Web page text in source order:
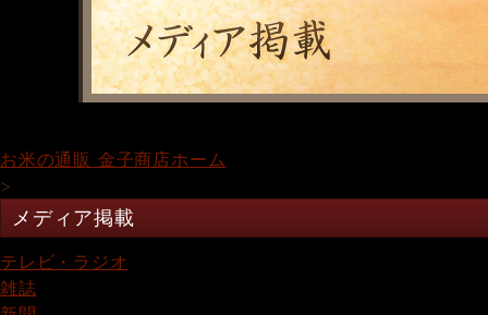
お米の通販 金子商店ホーム
>
メディア掲載
テレビ・ラジオ
雑誌